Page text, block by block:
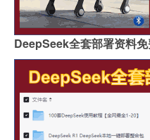
DeepSeek全套部署资料